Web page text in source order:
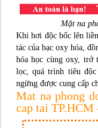
Mặt na
Khi hơi độc bốc lên
tác của bạc oxy hóa,
hóa học cùng oxy, trở
lọc, quá trình tiêu
ngừng được cung cấp
Mat na phong
cap tai